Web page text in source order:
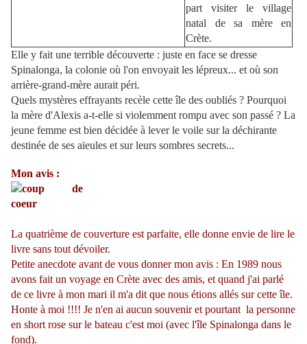
part visiter le village
natal de sa mère en
Crète.
Elle y fait une terrible découverte : juste en face se dresse
Spinalonga, la colonie où l'on envoyait les lépreux... et où son
arrière-grand-mère aurait péri.
Quels mystères effrayants recèle cette île des oubliés ? Pourquoi
la mère d'Alexis a-t-elle si violemment rompu avec son passé ? La
jeune femme est bien décidée à lever le voile sur la déchirante
destinée de ses aïeules et sur leurs sombres secrets...
Mon avis :
La quatrième de couverture est parfaite, elle donne envie de lire le
livre sans tout dévoiler.
Petite anecdote avant de vous donner mon avis : En 1989 nous
avons fait un voyage en Crète avec des amis, et quand j'ai parlé
de ce livre à mon mari il m'a dit que nous étions allés sur cette île.
Honte à moi !!!! Je n'en ai aucun souvenir et pourtant la personne
en short rose sur le bateau c'est moi (avec l'île Spinalonga dans le
fond).